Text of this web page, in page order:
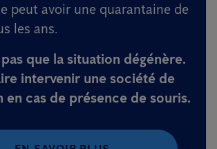
peut avoir une quarantaine de
les ans.
que la situation dégénère.
intervenir une société de
en cas de présence de souris.